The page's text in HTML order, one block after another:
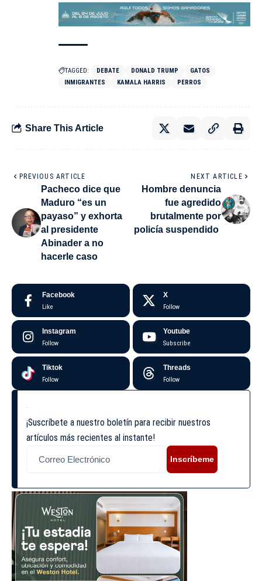
TAGGED: DEBATE DONALD TRUMP
GATOS
INMIGRANTES
KAMALA HARRIS PERROS
Share This Article
PREVIOUS ARTICLE
Pacheco dice que
Maduro “es un
payaso” y exhorta
al presidente
Abinader a no
hacerle caso
NEXT ARTICLE
Hombre denuncia
fue agredido
brutalmente por
policía suspendido
Facebook
Like
X
Follow
Instagram
Follow
Youtube
Subscribe
Tiktok
Follow
Threads
Follow
¡Suscríbete a nuestro boletín para recibir nuestros
artículos más recientes al instante!
Inscríbeme